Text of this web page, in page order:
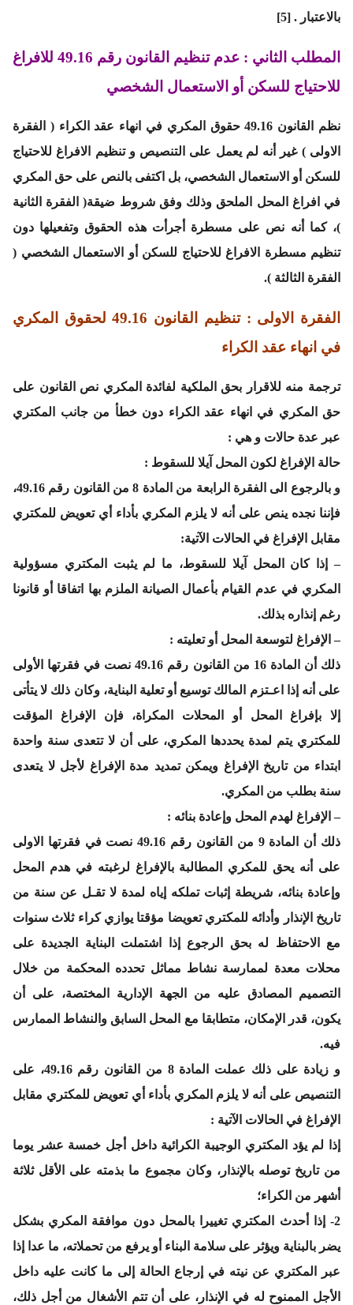
بالاعتبار . [5]
المطلب الثاني : عدم تنظيم القانون رقم 49.16 للافراغ
للاحتياج للسكن أو الاستعمال الشخصي
نظم القانون 49.16 حقوق المكري في انهاء عقد الكراء ( الفقرة
الاولى ) غير أنه لم يعمل على التنصيص و تنظيم الافراغ للاحتياج
للسكن أو الاستعمال الشخصي، بل اكتفى بالنص على حق المكري
في افراغ المحل الملحق وذلك وفق شروط ضيقة( الفقرة الثانية
)، كما أنه نص على مسطرة أجرأت هذه الحقوق وتفعيلها دون
تنظيم مسطرة الافراغ للاحتياج للسكن أو الاستعمال الشخصي (
الفقرة الثالثة ).
الفقرة الاولى : تنظيم القانون 49.16 لحقوق المكري
في انهاء عقد الكراء
ترجمة منه للاقرار بحق الملكية لفائدة المكري نص القانون على
حق المكري في انهاء عقد الكراء دون خطأ من جانب المكتري
عبر عدة حالات و هي :
حالة الإفراغ لكون المحل آيلا للسقوط :
و بالرجوع الى الفقرة الرابعة من المادة 8 من القانون رقم 49.16،
فإننا نجده ينص على أنه لا يلزم المكري بأداء أي تعويض للمكتري
مقابل الإفراغ في الحالات الآتية:
– إذا كان المحل آيلا للسقوط، ما لم يثبت المكتري مسؤولية
المكري في عدم القيام بأعمال الصيانة الملزم بها اتفاقا أو قانونا
رغم إنذاره بذلك.
– الإفراغ لتوسعة المحل أو تعليته :
ذلك أن المادة 16 من القانون رقم 49.16 نصت في فقرتها الأولى
على أنه إذا اعـتزم المالك توسيع أو تعلية البناية، وكان ذلك لا يتأتى
إلا بإفراغ المحل أو المحلات المكراة، فإن الإفراغ المؤقت
للمكتري يتم لمدة يحددها المكري، على أن لا تتعدى سنة واحدة
ابتداء من تاريخ الإفراغ ويمكن تمديد مدة الإفراغ لأجل لا يتعدى
سنة بطلب من المكري.
– الإفراغ لهدم المحل وإعادة بنائه :
ذلك أن المادة 9 من القانون رقم 49.16 نصت في فقرتها الاولى
على أنه يحق للمكري المطالبة بالإفراغ لرغبته في هدم المحل
وإعادة بنائه، شريطة إثبات تملكه إياه لمدة لا تقـل عن سنة من
تاريخ الإنذار وأدائه للمكتري تعويضا مؤقتا يوازي كراء ثلاث سنوات
مع الاحتفاظ له بحق الرجوع إذا اشتملت البناية الجديدة على
محلات معدة لممارسة نشاط مماثل تحدده المحكمة من خلال
التصميم المصادق عليه من الجهة الإدارية المختصة، على أن
يكون، قدر الإمكان، متطابقا مع المحل السابق والنشاط الممارس
فيه.
و زيادة على ذلك عملت المادة 8 من القانون رقم 49.16، على
التنصيص على أنه لا يلزم المكري بأداء أي تعويض للمكتري مقابل
الإفراغ في الحالات الآتية :
إذا لم يؤد المكتري الوجيبة الكرائية داخل أجل خمسة عشر يوما
من تاريخ توصله بالإنذار، وكان مجموع ما بذمته على الأقل ثلاثة
أشهر من الكراء؛
2- إذا أحدث المكتري تغييرا بالمحل دون موافقة المكري بشكل
يضر بالبناية ويؤثر على سلامة البناء أو يرفع من تحملاته، ما عدا إذا
عبر المكتري عن نيته في إرجاع الحالة إلى ما كانت عليه داخل
الأجل الممنوح له في الإنذار، على أن تتم الأشغال من أجل ذلك،